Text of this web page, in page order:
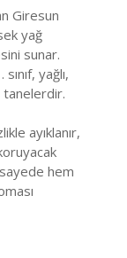
Giresun
yağ
sunar.
yağlı,
tanelerdir.
ayıklanır,
hem